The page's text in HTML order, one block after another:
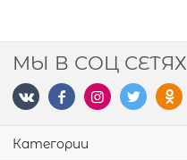
МЫ В СОЦ СЕТЯХ
Категории